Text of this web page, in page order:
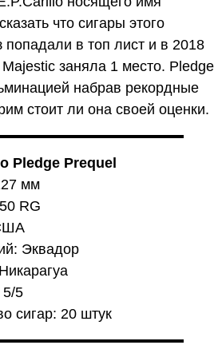
что сигары этого
попадали в топ лист и в 2018
заняла 1 место. Pledge
набрав рекордные
стоит ли она своей оценки.
Pledge Prequel
мм
RG
Эквадор
5/5
сигар: 20 штук